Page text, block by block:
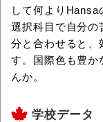
して何よりHansa
選択科目で自分の
分と合わせると、
す。国際色も豊か
んか。
学校データ